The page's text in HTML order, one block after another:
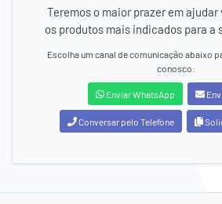
Teremos o maior prazer em
os produtos mais indicados para a
Escolha um canal de comunicação abaixo
conosco:
Enviar WhatsApp
Conversar pelo Telefone